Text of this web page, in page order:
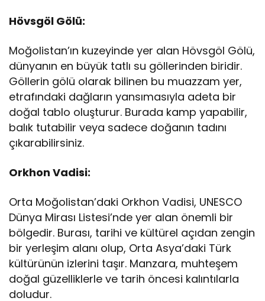
Hövsgöl Gölü:
Moğolistan’ın kuzeyinde yer alan Hövsgöl Gölü,
dünyanın en büyük tatlı su göllerinden biridir.
Göllerin gölü olarak bilinen bu muazzam yer,
etrafındaki dağların yansımasıyla adeta bir
doğal tablo oluşturur. Burada kamp yapabilir,
balık tutabilir veya sadece doğanın tadını
çıkarabilirsiniz.
Orkhon Vadisi:
Orta Moğolistan’daki Orkhon Vadisi, UNESCO
Dünya Mirası Listesi’nde yer alan önemli bir
bölgedir. Burası, tarihi ve kültürel açıdan zengin
bir yerleşim alanı olup, Orta Asya’daki Türk
kültürünün izlerini taşır. Manzara, muhteşem
doğal güzelliklerle ve tarih öncesi kalıntılarla
doludur.